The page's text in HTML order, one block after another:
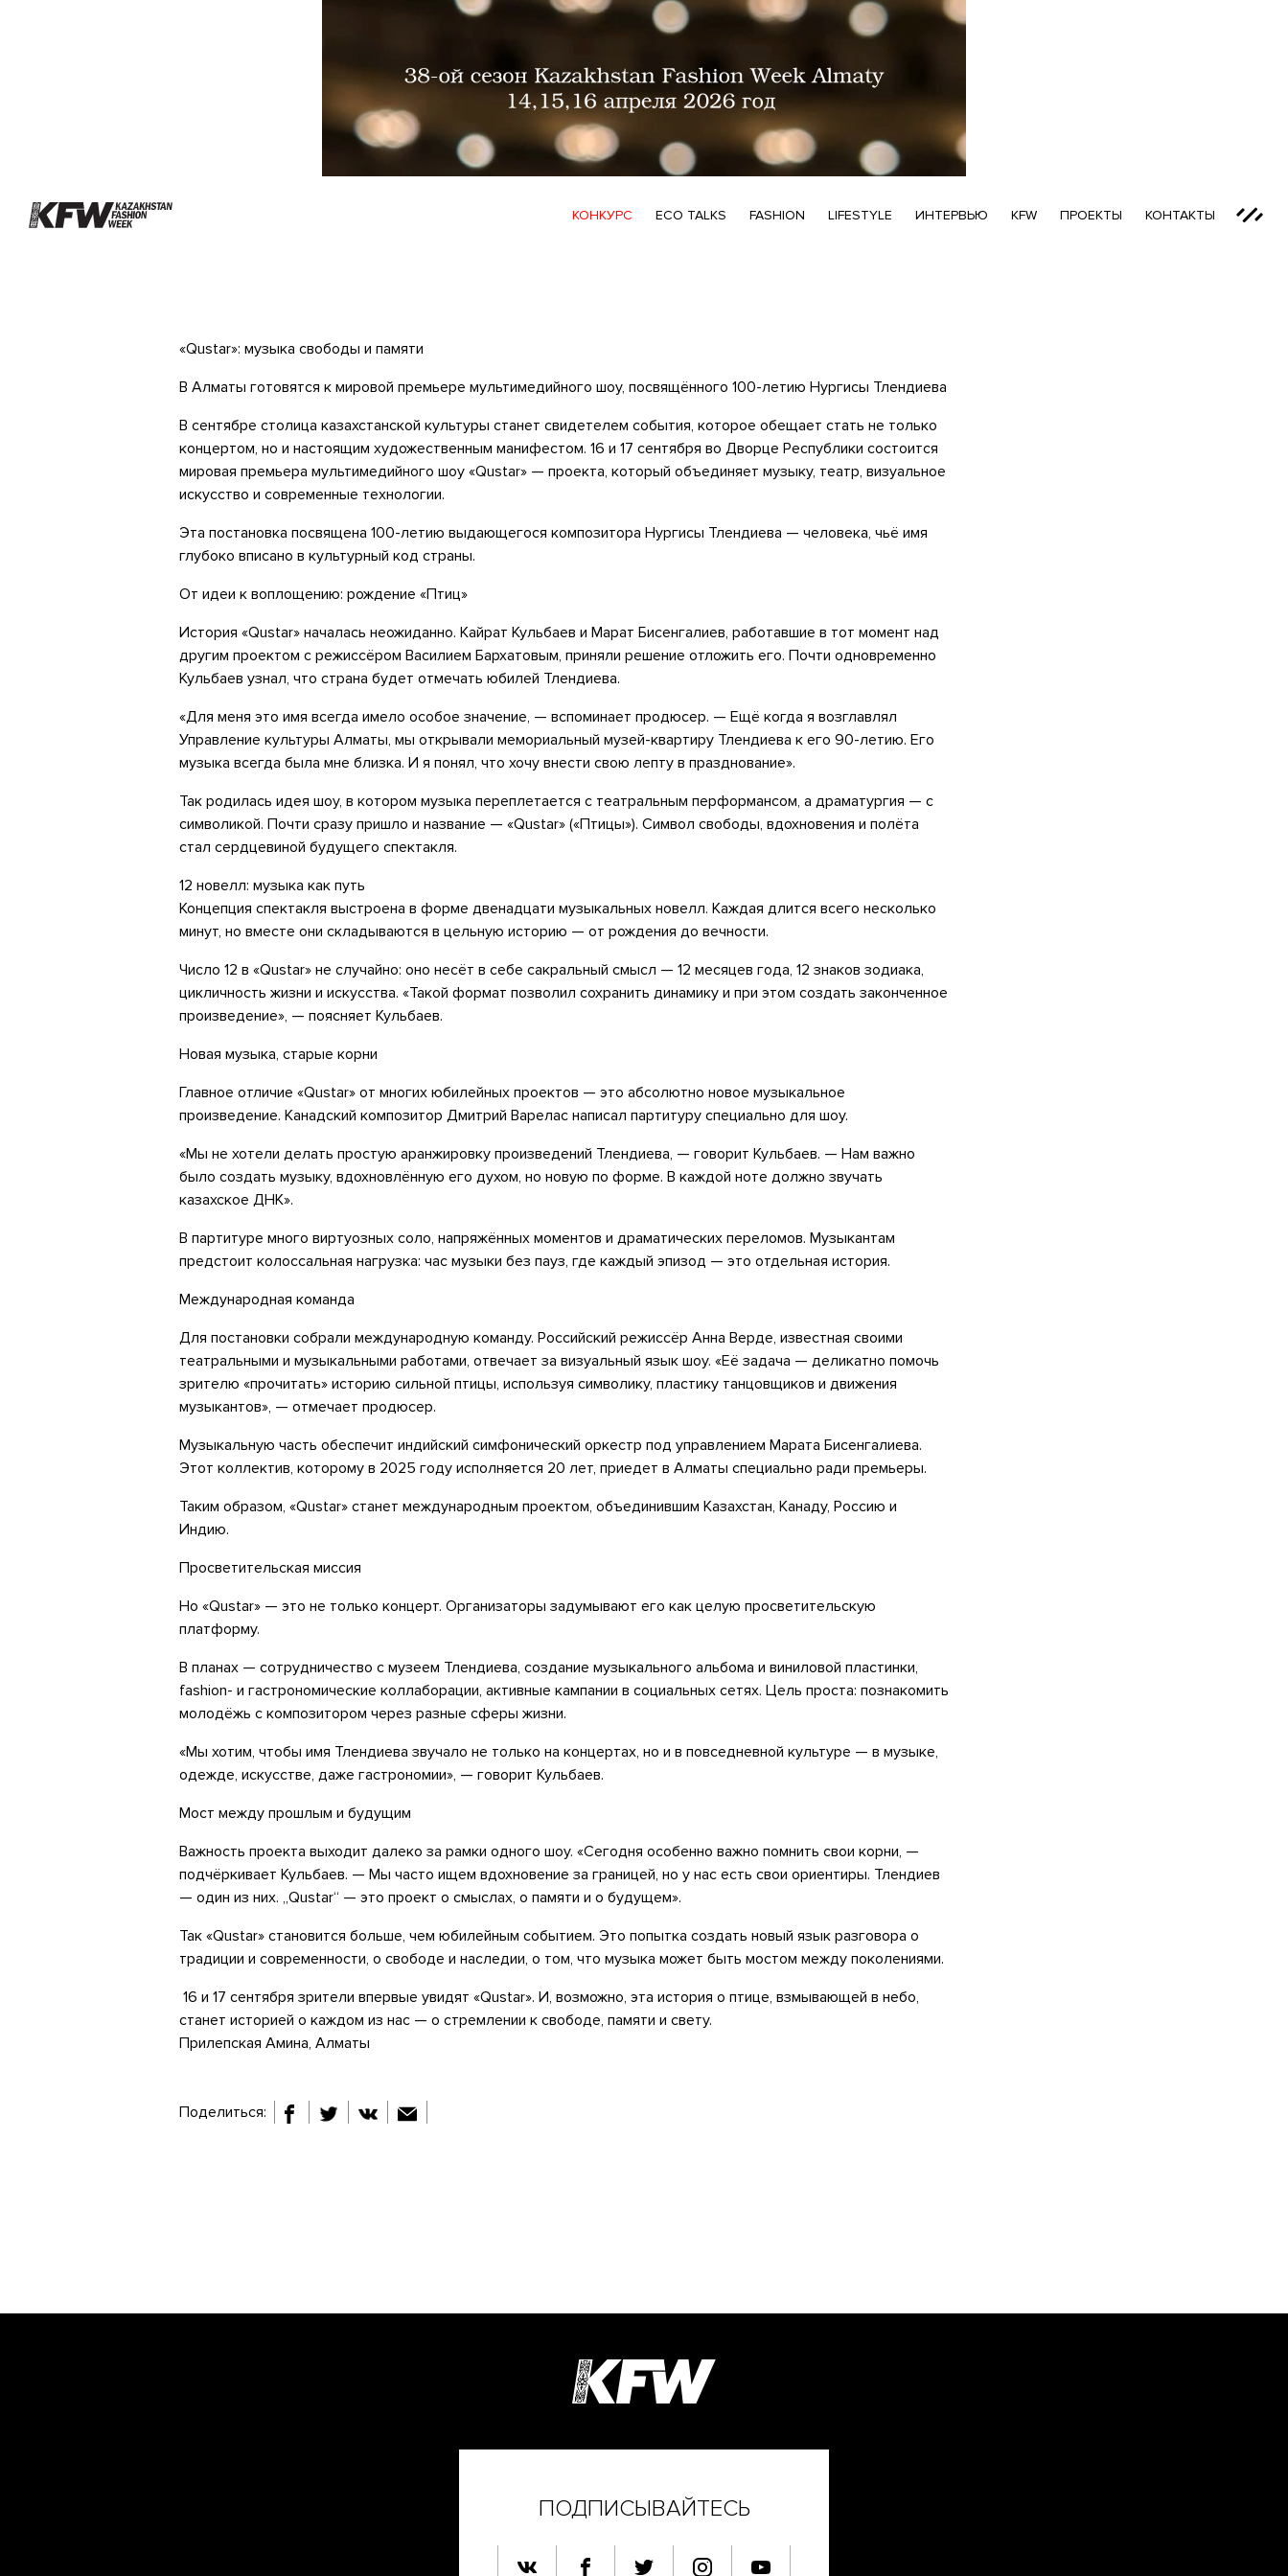
КОНКУРС ECO TALKS FASHION LIFESTYLE ИНТЕРВЬЮ KFW ПРОЕКТЫ КОНТАКТЫ
«Qustar»: музыка свободы и памяти
В Алматы готовятся к мировой премьере мультимедийного шоу, посвящённого 100-летию Нургисы Тлендиева
В сентябре столица казахстанской культуры станет свидетелем события, которое обещает стать не только
концертом, но и настоящим художественным манифестом. 16 и 17 сентября во Дворце Республики состоится
мировая премьера мультимедийного шоу «Qustar» — проекта, который объединяет музыку, театр, визуальное
искусство и современные технологии.
Эта постановка посвящена 100-летию выдающегося композитора Нургисы Тлендиева — человека, чьё имя
глубоко вписано в культурный код страны.
От идеи к воплощению: рождение «Птиц»
История «Qustar» началась неожиданно. Кайрат Кульбаев и Марат Бисенгалиев, работавшие в тот момент над
другим проектом с режиссёром Василием Бархатовым, приняли решение отложить его. Почти одновременно
Кульбаев узнал, что страна будет отмечать юбилей Тлендиева.
«Для меня это имя всегда имело особое значение, — вспоминает продюсер. — Ещё когда я возглавлял
Управление культуры Алматы, мы открывали мемориальный музей-квартиру Тлендиева к его 90-летию. Его
музыка всегда была мне близка. И я понял, что хочу внести свою лепту в празднование».
Так родилась идея шоу, в котором музыка переплетается с театральным перформансом, а драматургия — с
символикой. Почти сразу пришло и название — «Qustar» («Птицы»). Символ свободы, вдохновения и полёта
стал сердцевиной будущего спектакля.
12 новелл: музыка как путь
Концепция спектакля выстроена в форме двенадцати музыкальных новелл. Каждая длится всего несколько
минут, но вместе они складываются в цельную историю — от рождения до вечности.
Число 12 в «Qustar» не случайно: оно несёт в себе сакральный смысл — 12 месяцев года, 12 знаков зодиака,
цикличность жизни и искусства. «Такой формат позволил сохранить динамику и при этом создать законченное
произведение», — поясняет Кульбаев.
Новая музыка, старые корни
Главное отличие «Qustar» от многих юбилейных проектов — это абсолютно новое музыкальное
произведение. Канадский композитор Дмитрий Варелас написал партитуру специально для шоу.
«Мы не хотели делать простую аранжировку произведений Тлендиева, — говорит Кульбаев. — Нам важно
было создать музыку, вдохновлённую его духом, но новую по форме. В каждой ноте должно звучать
казахское ДНК».
В партитуре много виртуозных соло, напряжённых моментов и драматических переломов. Музыкантам
предстоит колоссальная нагрузка: час музыки без пауз, где каждый эпизод — это отдельная история.
Международная команда
Для постановки собрали международную команду. Российский режиссёр Анна Верде, известная своими
театральными и музыкальными работами, отвечает за визуальный язык шоу. «Её задача — деликатно помочь
зрителю «прочитать» историю сильной птицы, используя символику, пластику танцовщиков и движения
музыкантов», — отмечает продюсер.
Музыкальную часть обеспечит индийский симфонический оркестр под управлением Марата Бисенгалиева.
Этот коллектив, которому в 2025 году исполняется 20 лет, приедет в Алматы специально ради премьеры.
Таким образом, «Qustar» станет международным проектом, объединившим Казахстан, Канаду, Россию и
Индию.
Просветительская миссия
Но «Qustar» — это не только концерт. Организаторы задумывают его как целую просветительскую
платформу.
В планах — сотрудничество с музеем Тлендиева, создание музыкального альбома и виниловой пластинки,
fashion- и гастрономические коллаборации, активные кампании в социальных сетях. Цель проста: познакомить
молодёжь с композитором через разные сферы жизни.
«Мы хотим, чтобы имя Тлендиева звучало не только на концертах, но и в повседневной культуре — в музыке,
одежде, искусстве, даже гастрономии», — говорит Кульбаев.
Мост между прошлым и будущим
Важность проекта выходит далеко за рамки одного шоу. «Сегодня особенно важно помнить свои корни, —
подчёркивает Кульбаев. — Мы часто ищем вдохновение за границей, но у нас есть свои ориентиры. Тлендиев
— один из них. „Qustar“ — это проект о смыслах, о памяти и о будущем».
Так «Qustar» становится больше, чем юбилейным событием. Это попытка создать новый язык разговора о
традиции и современности, о свободе и наследии, о том, что музыка может быть мостом между поколениями.
16 и 17 сентября зрители впервые увидят «Qustar». И, возможно, эта история о птице, взмывающей в небо,
станет историей о каждом из нас — о стремлении к свободе, памяти и свету.
Прилепская Амина, Алматы
Поделиться:
ПОДПИСЫВАЙТЕСЬ